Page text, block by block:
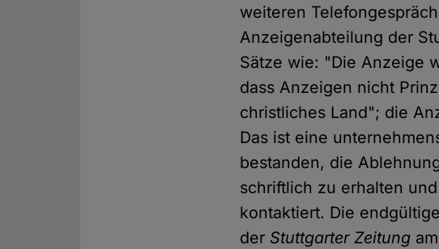
weiteren
Anzeigenabteilung der
Sätze wie: "Die Anzeige
dass Anzeigen nicht
christliches Land"; die
Das ist eine
bestanden, die
schriftlich zu erhalten
kontaktiert. Die
der Stuttgarter Zeitung